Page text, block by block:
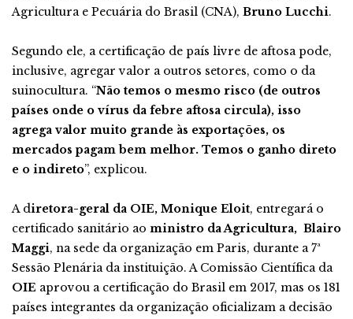
Agricultura e Pecuária do Brasil (CNA), Bruno Lucchi.
Segundo ele, a certificação de país livre de aftosa pode,
inclusive, agregar valor a outros setores, como o da
suinocultura. “Não temos o mesmo risco (de outros
países onde o vírus da febre aftosa circula), isso
agrega valor muito grande às exportações, os
mercados pagam bem melhor. Temos o ganho direto
e o indireto”, explicou.
A diretora-geral da OIE, Monique Eloit, entregará o
certificado sanitário ao ministro da Agricultura, Blairo
Maggi, na sede da organização em Paris, durante a 7ª
Sessão Plenária da instituição. A Comissão Científica da
OIE aprovou a certificação do Brasil em 2017, mas os 181
países integrantes da organização oficializam a decisão